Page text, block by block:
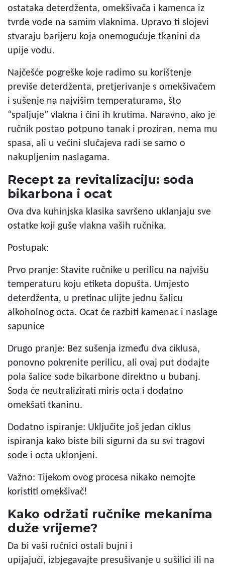
ostataka deterdženta, omekšivača i kamenca iz
tvrde vode na samim vlaknima. Upravo ti slojevi
stvaraju barijeru koja onemogućuje tkanini da
upije vodu.
Najčešće pogreške koje radimo su korištenje
previše deterdženta, pretjerivanje s omekšivačem
i sušenje na najvišim temperaturama, što
“spaljuje” vlakna i čini ih krutima. Naravno, ako je
ručnik postao potpuno tanak i proziran, nema mu
spasa, ali u većini slučajeva radi se samo o
nakupljenim naslagama.
Recept za revitalizaciju: soda
bikarbona i ocat
Ova dva kuhinjska klasika savršeno uklanjaju sve
ostatke koji guše vlakna vaših ručnika.
Postupak:
Prvo pranje: Stavite ručnike u perilicu na najvišu
temperaturu koju etiketa dopušta. Umjesto
deterdženta, u pretinac ulijte jednu šalicu
alkoholnog octa. Ocat će razbiti kamenac i naslage
sapunice
Drugo pranje: Bez sušenja između dva ciklusa,
ponovno pokrenite perilicu, ali ovaj put dodajte
pola šalice sode bikarbone direktno u bubanj.
Soda će neutralizirati miris octa i dodatno
omekšati tkaninu.
Dodatno ispiranje: Uključite još jedan ciklus
ispiranja kako biste bili sigurni da su svi tragovi
sode i octa uklonjeni.
Važno: Tijekom ovog procesa nikako nemojte
koristiti omekšivač!
Kako održati ručnike mekanima
duže vrijeme?
Da bi vaši ručnici ostali bujni i
upijajući, izbjegavajte presušivanje u sušilici ili na